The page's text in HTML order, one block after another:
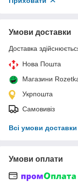
Умови доставки
Доставка
Нова Пошта
Магазини
Укрпошта
Самовивіз
Всі умови доставки
Умови оплати